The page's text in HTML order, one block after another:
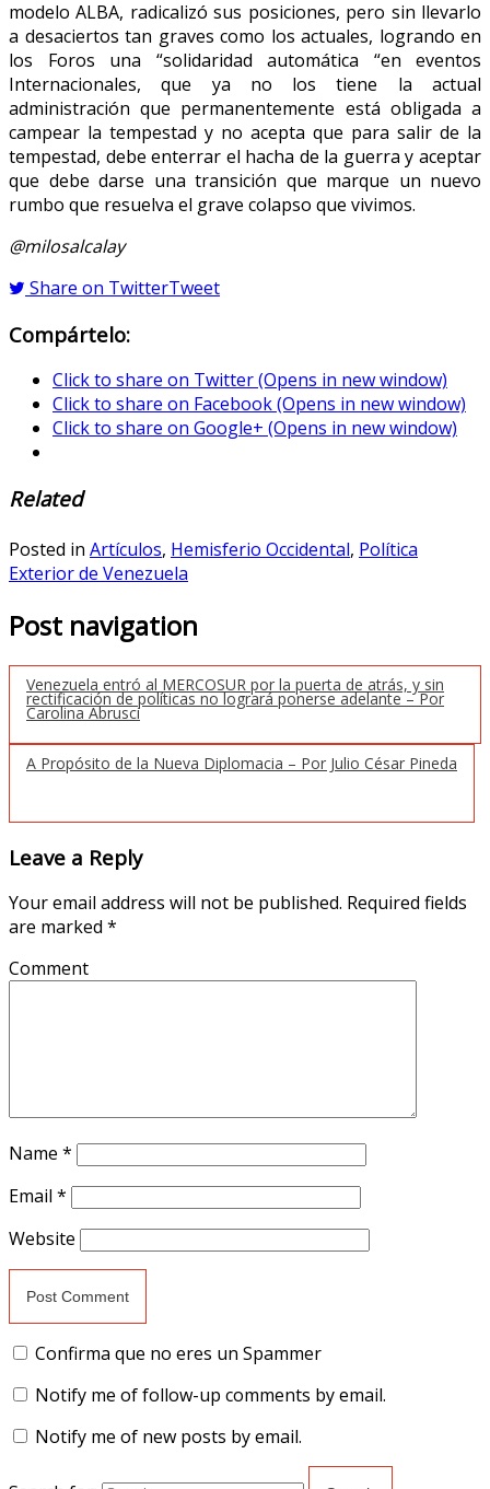
modelo ALBA, radicalizó sus posiciones, pero sin llevarlo
a desaciertos tan graves como los actuales, logrando en
los Foros una “solidaridad automática “en eventos
Internacionales, que ya no los tiene la actual
administración que permanentemente está obligada a
campear la tempestad y no acepta que para salir de la
tempestad, debe enterrar el hacha de la guerra y aceptar
que debe darse una transición que marque un nuevo
rumbo que resuelva el grave colapso que vivimos.
@milosalcalay
Share on TwitterTweet
Compártelo:
Click to share on Twitter (Opens in new window)
Click to share on Facebook (Opens in new window)
Click to share on Google+ (Opens in new window)
Related
Posted in Artículos, Hemisferio Occidental, Política
Exterior de Venezuela
Post navigation
Venezuela entró al MERCOSUR por la puerta de atrás, y sin
rectificación de políticas no logrará ponerse adelante – Por
Carolina Abrusci
A Propósito de la Nueva Diplomacia – Por Julio César Pineda
Leave a Reply
Your email address will not be published. Required fields
are marked *
Comment
Name *
Email *
Website
Confirma que no eres un Spammer
Notify me of follow-up comments by email.
Notify me of new posts by email.